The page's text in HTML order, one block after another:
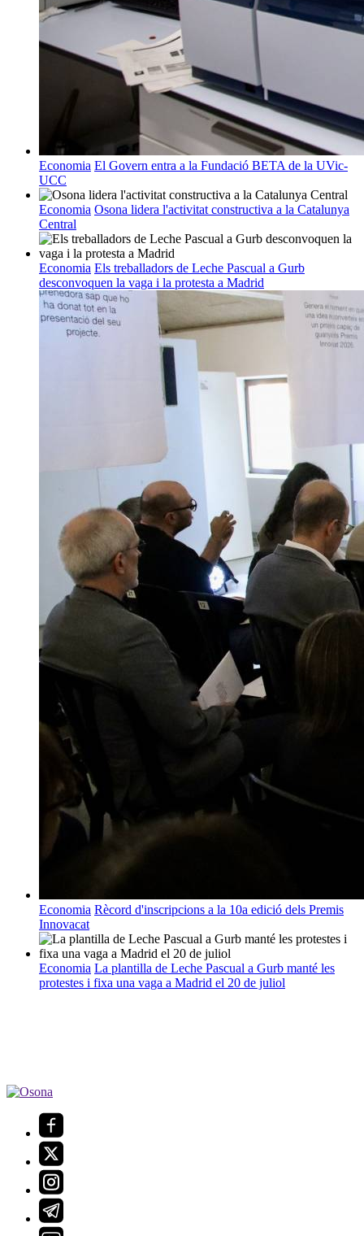
Economia El Govern entra a la Fundació BETA de la UVic-
UCC
Economia Osona lidera l'activitat constructiva a la Catalunya
Central
Economia Els treballadors de Leche Pascual a Gurb
desconvoquen la vaga i la protesta a Madrid
Economia Rècord d'inscripcions a la 10a edició dels Premis
Innovacat
Economia La plantilla de Leche Pascual a Gurb manté les
protestes i fixa una vaga a Madrid el 20 de juliol